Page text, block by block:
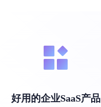
好用的企业SaaS产品